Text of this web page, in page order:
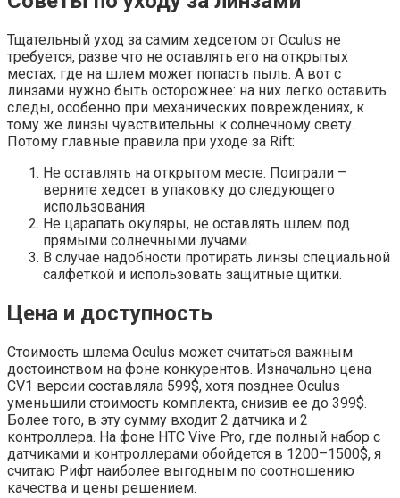
Тщательный уход за самим хедсетом от Oculus не
требуется, разве что не оставлять его на открытых
местах, где на шлем может попасть пыль. А вот с
линзами нужно быть осторожнее: на них легко оставить
следы, особенно при механических повреждениях, к
тому же линзы чувствительны к солнечному свету.
Потому главные правила при уходе за Rift:
Не оставлять на открытом месте. Поиграли –
верните хедсет в упаковку до следующего
использования.
Не царапать окуляры, не оставлять шлем под
прямыми солнечными лучами.
В случае надобности протирать линзы специальной
салфеткой и использовать защитные щитки.
Цена и доступность
Стоимость шлема Oculus может считаться важным
достоинством на фоне конкурентов. Изначально цена
CV1 версии составляла 599$, хотя позднее Oculus
уменьшили стоимость комплекта, снизив ее до 399$.
Более того, в эту сумму входит 2 датчика и 2
контроллера. На фоне HTC Vive Pro, где полный набор с
датчиками и контроллерами обойдется в 1200–1500$, я
считаю Рифт наиболее выгодным по соотношению
качества и цены решением.